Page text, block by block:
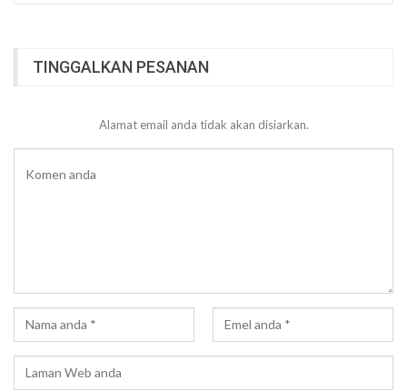
TINGGALKAN PESANAN
Alamat email anda tidak akan disiarkan.